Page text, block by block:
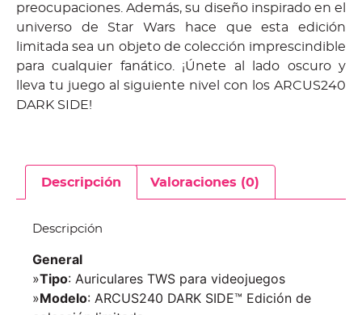
preocupaciones. Además, su diseño inspirado en el
universo de Star Wars hace que esta edición
limitada sea un objeto de colección imprescindible
para cualquier fanático. ¡Únete al lado oscuro y
lleva tu juego al siguiente nivel con los ARCUS240
DARK SIDE!
Descripción Valoraciones (0)
Descripción
General
»Tipo: Auriculares TWS para videojuegos
»Modelo: ARCUS240 DARK SIDE™ Edición de